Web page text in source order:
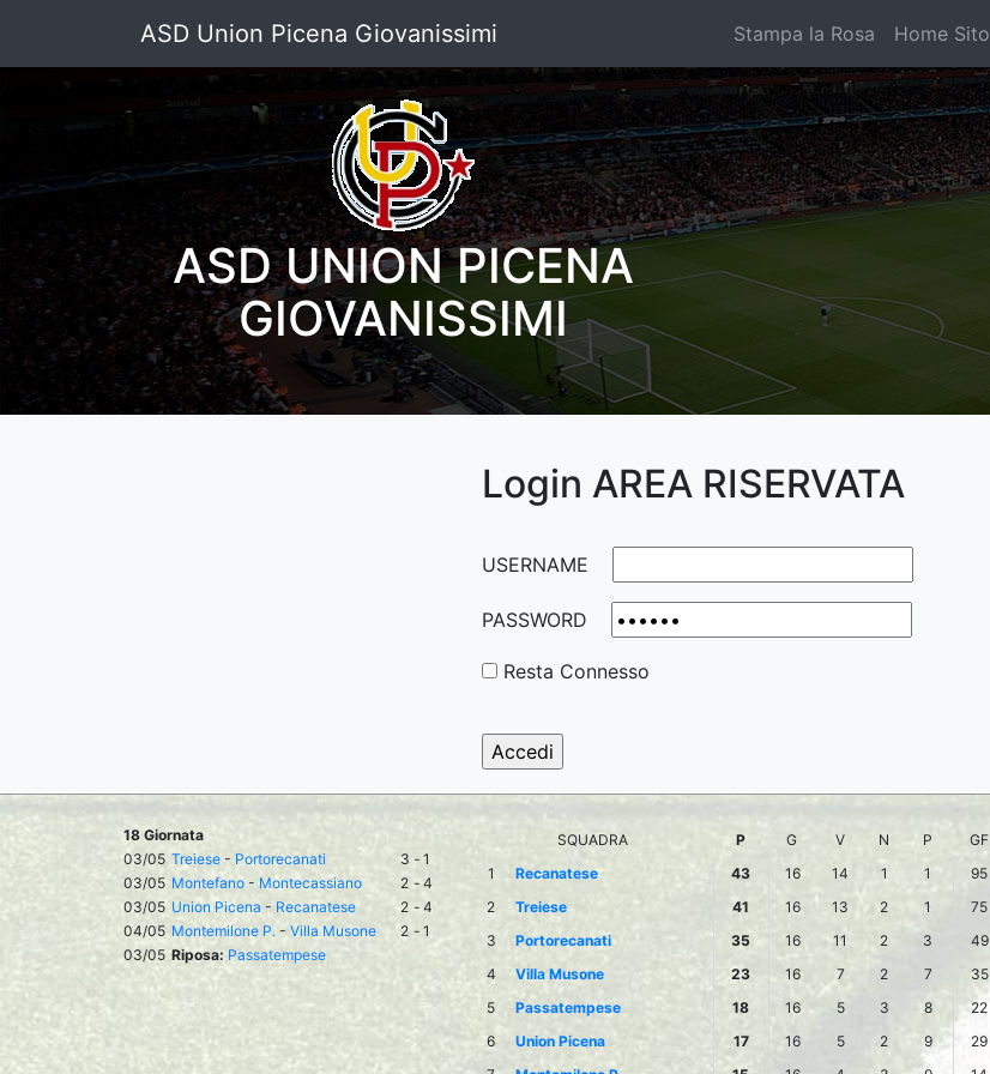
ASD Union Picena Giovanissimi Stampa la Rosa Home Sito
ASD UNION PICENA
GIOVANISSIMI
Login AREA RISERVATA
USERNAME
PASSWORD
Resta Connesso
18 Giornata
03/05 Treiese - Portorecanati 3 - 1
03/05 Montefano - Montecassiano 2 - 4
03/05 Union Picena - Recanatese 2 - 4
04/05 Montemilone P. - Villa Musone 2 - 1
03/05 Riposa: Passatempese
SQUADRA P G V N P GF
1
Recanatese 43 16 14 1 1 95
2
Treiese 41 16 13 2 1 75
3
Portorecanati 35 16 11 2 3 49
4
Villa Musone 23 16 7 2 7 35
5
Passatempese 18 16 5 3 8 22
6
Union Picena 17 16 5 2 9 29